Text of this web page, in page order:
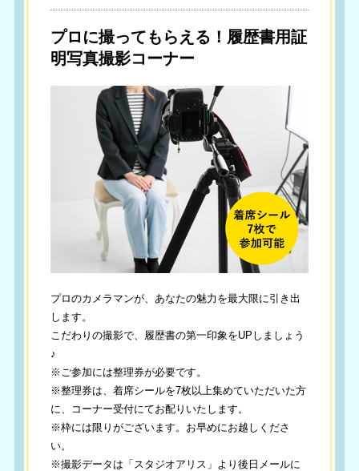
プロに撮ってもらえる！履歴書用証
明写真撮影コーナー
プロのカメラマンが、あなたの魅力を最大限に引き出
します。
こだわりの撮影で、履歴書の第一印象をUPしましょう
♪
※ご参加には整理券が必要です。
※整理券は、着席シールを7枚以上集めていただいた方
に、コーナー受付にてお配りいたします。
※枠には限りがございます。お早めにお越しくださ
い。
※撮影データは「スタジオアリス」より後日メールに